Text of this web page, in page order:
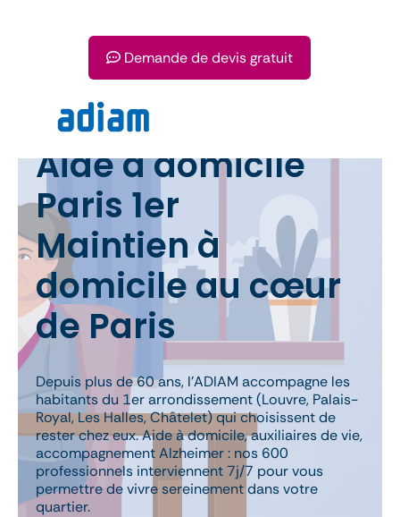
Demande de devis gratuit
Aide à domicile
Paris 1er
Maintien à
domicile au cœur
de Paris
Depuis plus de 60 ans, l’ADIAM accompagne les
habitants du 1er arrondissement (Louvre, Palais-
Royal, Les Halles, Châtelet) qui choisissent de
rester chez eux. Aide à domicile, auxiliaires de vie,
accompagnement Alzheimer : nos 600
professionnels interviennent 7j/7 pour vous
permettre de vivre sereinement dans votre
quartier.